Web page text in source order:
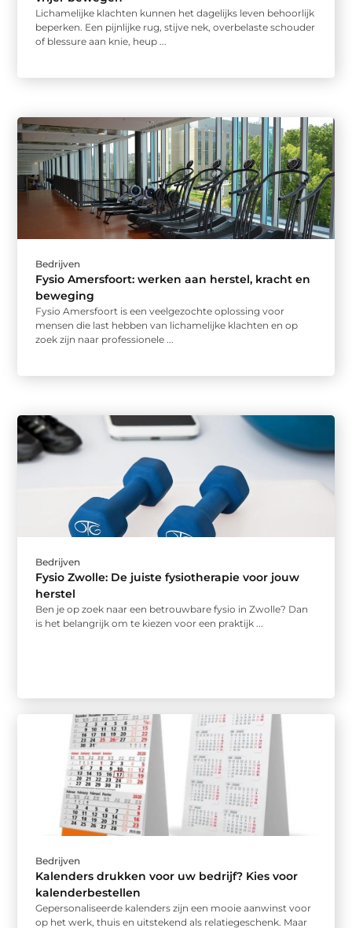
Lichamelijke klachten kunnen het dagelijks leven behoorlijk
beperken. Een pijnlijke rug, stijve nek, overbelaste schouder
of blessure aan knie, heup ...
Bedrijven
Fysio Amersfoort: werken aan herstel, kracht en
beweging
Fysio Amersfoort is een veelgezochte oplossing voor
mensen die last hebben van lichamelijke klachten en op
zoek zijn naar professionele ...
Bedrijven
Fysio Zwolle: De juiste fysiotherapie voor jouw
herstel
Ben je op zoek naar een betrouwbare fysio in Zwolle? Dan
is het belangrijk om te kiezen voor een praktijk ...
Bedrijven
Kalenders drukken voor uw bedrijf? Kies voor
kalenderbestellen
Gepersonaliseerde kalenders zijn een mooie aanwinst voor
op het werk, thuis en uitstekend als relatiegeschenk. Maar